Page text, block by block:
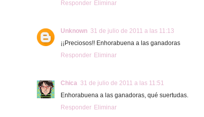
Responder Eliminar
Unknown 31 de julio de 2011 a las 11:13
¡¡Preciosos!! Enhorabuena a las ganadoras
Responder Eliminar
Chica 31 de julio de 2011 a las 11:51
Enhorabuena a las ganadoras, qué suertudas.
Responder Eliminar